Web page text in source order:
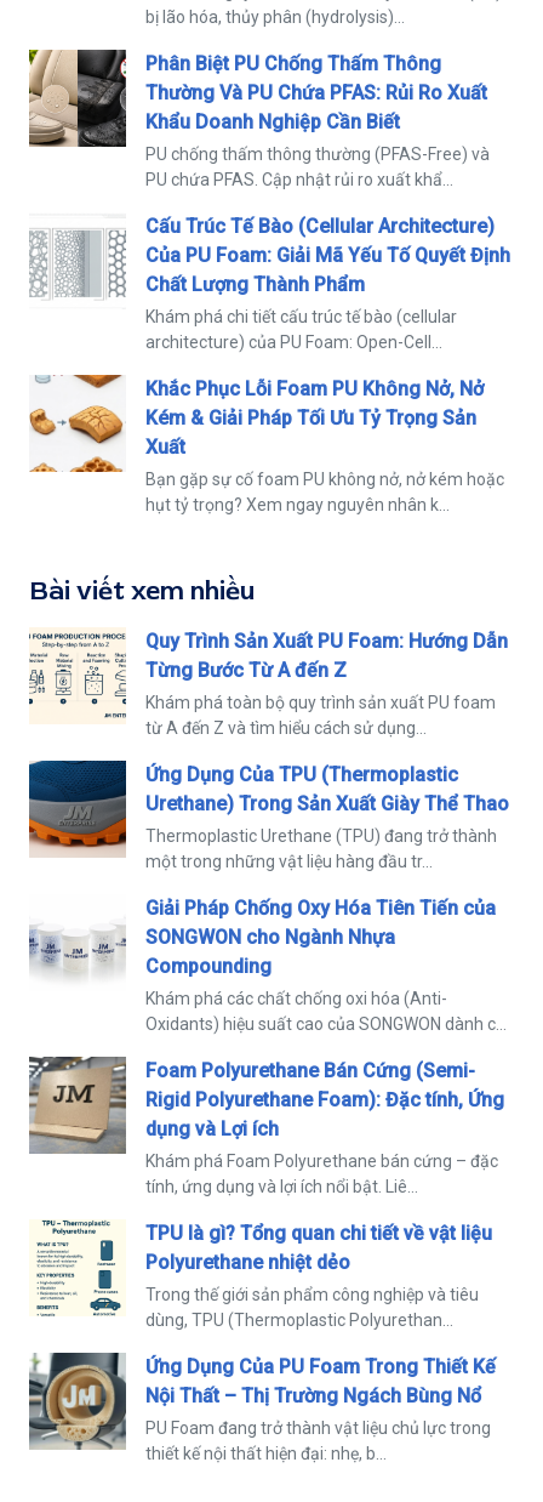
bị lão hóa, thủy phân (hydrolysis)...
Phân Biệt PU Chống Thấm Thông
Thường Và PU Chứa PFAS: Rủi Ro Xuất
Khẩu Doanh Nghiệp Cần Biết
PU chống thấm thông thường (PFAS-Free) và
PU chứa PFAS. Cập nhật rủi ro xuất khẩ...
Cấu Trúc Tế Bào (Cellular Architecture)
Của PU Foam: Giải Mã Yếu Tố Quyết Định
Chất Lượng Thành Phẩm
Khám phá chi tiết cấu trúc tế bào (cellular
architecture) của PU Foam: Open-Cell...
Khắc Phục Lỗi Foam PU Không Nở, Nở
Kém & Giải Pháp Tối Ưu Tỷ Trọng Sản
Xuất
Bạn gặp sự cố foam PU không nở, nở kém hoặc
hụt tỷ trọng? Xem ngay nguyên nhân k...
Bài viết xem nhiều
Quy Trình Sản Xuất PU Foam: Hướng Dẫn
Từng Bước Từ A đến Z
Khám phá toàn bộ quy trình sản xuất PU foam
từ A đến Z và tìm hiểu cách sử dụng...
Ứng Dụng Của TPU (Thermoplastic
Urethane) Trong Sản Xuất Giày Thể Thao
Thermoplastic Urethane (TPU) đang trở thành
một trong những vật liệu hàng đầu tr...
Giải Pháp Chống Oxy Hóa Tiên Tiến của
SONGWON cho Ngành Nhựa
Compounding
Khám phá các chất chống oxi hóa (Anti-
Oxidants) hiệu suất cao của SONGWON dành c...
Foam Polyurethane Bán Cứng (Semi-
Rigid Polyurethane Foam): Đặc tính, Ứng
dụng và Lợi ích
Khám phá Foam Polyurethane bán cứng – đặc
tính, ứng dụng và lợi ích nổi bật. Liê...
TPU là gì? Tổng quan chi tiết về vật liệu
Polyurethane nhiệt dẻo
Trong thế giới sản phẩm công nghiệp và tiêu
dùng, TPU (Thermoplastic Polyurethan...
Ứng Dụng Của PU Foam Trong Thiết Kế
Nội Thất – Thị Trường Ngách Bùng Nổ
PU Foam đang trở thành vật liệu chủ lực trong
thiết kế nội thất hiện đại: nhẹ, b...